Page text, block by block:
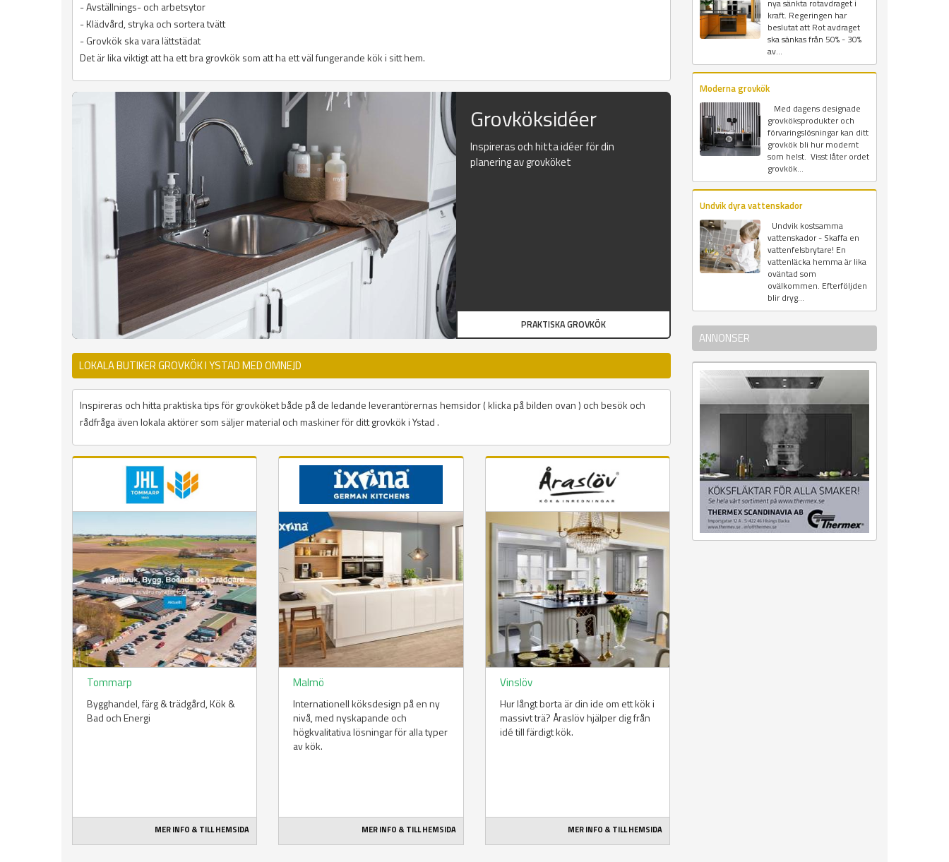
- Avställnings- och arbetsytor
- Klädvård, stryka och sortera tvätt
- Grovkök ska vara lättstädat
Det är lika viktigt att ha ett bra grovkök som att ha ett väl fungerande kök i sitt hem.
Grovköksidéer
Inspireras och hitta idéer för din
planering av grovköket
PRAKTISKA GROVKÖK
LOKALA BUTIKER GROVKÖK I YSTAD MED OMNEJD
Inspireras och hitta praktiska tips för grovköket både på de ledande leverantörernas hemsidor ( klicka på bilden ovan ) och besök och
rådfråga även lokala aktörer som säljer material och maskiner för ditt grovkök i Ystad .
Tommarp
Bygghandel, färg & trädgård​, Kök &
Bad och Energi
MER INFO & TILL HEMSIDA
Malmö
Internationell köksdesign på en ny
nivå, med nyskapande och
högkvalitativa lösningar för alla typer
av kök.
MER INFO & TILL HEMSIDA
Vinslöv
Hur långt borta är din ide om ett kök i
massivt trä? Åraslöv hjälper dig från
idé till färdigt kök.
MER INFO & TILL HEMSIDA
nya sänkta rotavdraget i
kraft. Regeringen har
beslutat att Rot avdraget
ska sänkas från 50% - 30%
av...
Moderna grovkök
Med dagens designade
grovköksprodukter och
förvaringslösningar kan ditt
grovkök bli hur modernt
som helst. Visst låter ordet
grovkök...
Undvik dyra vattenskador
Undvik kostsamma
vattenskador - Skaffa en
vattenfelsbrytare! En
vattenläcka hemma är lika
oväntad som
ovälkommen. Efterföljden
blir dryg...
ANNONSER